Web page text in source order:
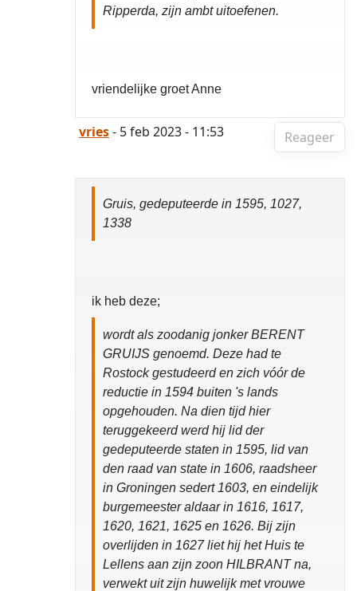
Ripperda, zijn ambt uitoefenen.
vriendelijke groet Anne
Reageer
vries- 5 feb 2023 - 11:53
Gruis, gedeputeerde in 1595, 1027,
1338
ik heb deze;
wordt als zoodanig jonker BERENT
GRUIJS genoemd. Deze had te
Rostock gestudeerd en zich vóór de
reductie in 1594 buiten 's lands
opgehouden. Na dien tijd hier
teruggekeerd werd hij lid der
gedeputeerde staten in 1595, lid van
den raad van state in 1606, raadsheer
in Groningen sedert 1603, en eindelijk
burgemeester aldaar in 1616, 1617,
1620, 1621, 1625 en 1626. Bij zijn
overlijden in 1627 liet hij het Huis te
Lellens aan zijn zoon HILBRANT na,
verwekt uit zijn huwelijk met vrouwe